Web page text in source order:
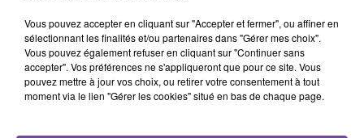
23h00
23h00
Dracula
22h57
22h57
Gabriela
22h52
22h52
Starlight
Vous pouvez accepter en cliquant sur "Accepter et fermer", ou affiner en
sélectionnant les finalités et/ou partenaires dans "Gérer mes choix".
Vous pouvez également refuser en cliquant sur "Continuer sans
accepter". Vos préférences ne s'appliqueront que pour ce site. Vous
pouvez mettre à jour vos choix, ou retirer votre consentement à tout
moment via le lien "Gérer les cookies" situé en bas de chaque page.